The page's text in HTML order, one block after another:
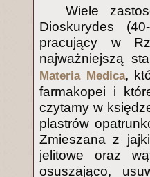
Wiele
Dioskurydes
pracujący w
najważniejszą
Materia Medica,
farmakopei i
czytamy w
plastrów
Zmieszana z
jelitowe oraz
osuszająco,